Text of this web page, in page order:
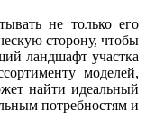
не только его
сторону, чтобы
ландшафт участка
моделей,
найти идеальный
потребностям и